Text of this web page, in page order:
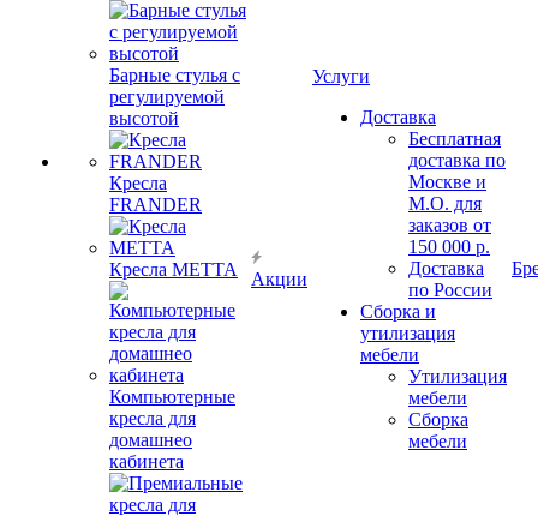
Барные стулья с
регулируемой
высотой
Кресла
FRANDER
Кресла METTA
Компьютерные
кресла для
домашнео
кабинета
Акции
Услуги
Доставка
Бесплатная
доставка по
Москве и
М.О. для
заказов от
150 000 р.
Доставка
по России
Сборка и
утилизация
мебели
Утилизация
мебели
Сборка
мебели